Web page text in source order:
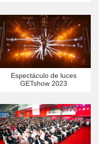
Espectáculo de luces
GETshow 2023